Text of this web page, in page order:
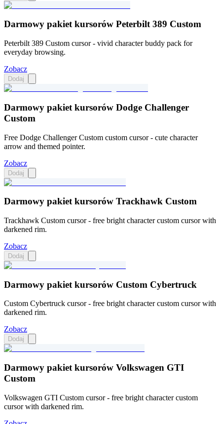
Darmowy pakiet kursorów Peterbilt 389 Custom
Peterbilt 389 Custom cursor - vivid character buddy pack for
everyday browsing.
Zobacz
Dodaj
Darmowy pakiet kursorów Dodge Challenger
Custom
Free Dodge Challenger Custom custom cursor - cute character
arrow and themed pointer.
Zobacz
Dodaj
Darmowy pakiet kursorów Trackhawk Custom
Trackhawk Custom cursor - free bright character custom cursor with
darkened rim.
Zobacz
Dodaj
Darmowy pakiet kursorów Custom Cybertruck
Custom Cybertruck cursor - free bright character custom cursor with
darkened rim.
Zobacz
Dodaj
Darmowy pakiet kursorów Volkswagen GTI
Custom
Volkswagen GTI Custom cursor - free bright character custom
cursor with darkened rim.